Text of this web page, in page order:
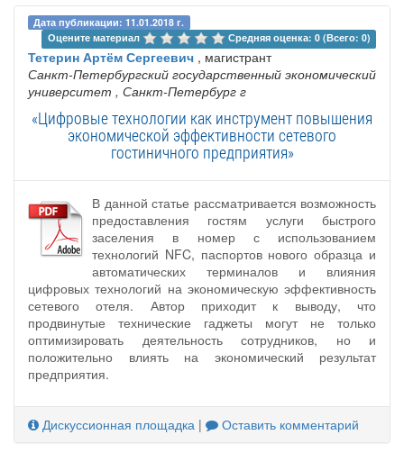
Дата публикации: 11.01.2018 г.
Оцените материал
Средняя оценка: 0 (Всего: 0)
Тетерин Артём Сергеевич , магистрант
Санкт-Петербургский государственный экономический
университет , Санкт-Петербург г
«Цифровые технологии как инструмент повышения
экономической эффективности сетевого
гостиничного предприятия»
В данной статье рассматривается возможность
предоставления гостям услуги быстрого
заселения в номер с использованием
технологий NFC, паспортов нового образца и
автоматических терминалов и влияния
цифровых технологий на экономическую эффективность
сетевого отеля. Автор приходит к выводу, что
продвинутые технические гаджеты могут не только
оптимизировать деятельность сотрудников, но и
положительно влиять на экономический результат
предприятия.
Дискуссионная площадка | Оставить комментарий